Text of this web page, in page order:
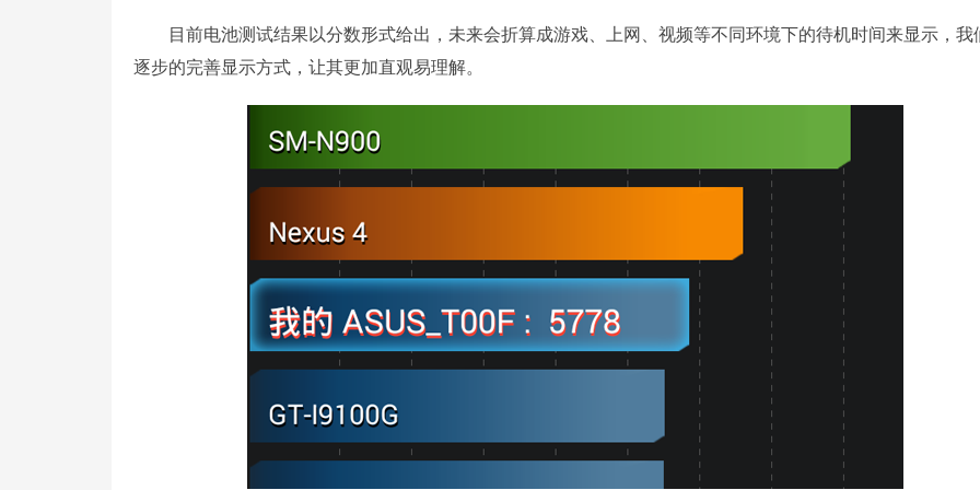
目前电池测试结果以分数形式给出，未来会折算成游戏、上网、视频等不同环境下的待机时间来显示，我
逐步的完善显示方式，让其更加直观易理解。